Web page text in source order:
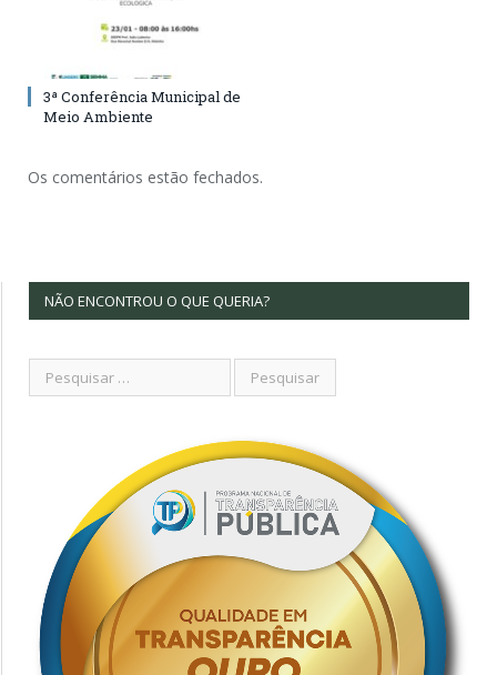
3ª Conferência Municipal de
Meio Ambiente
Os comentários estão fechados.
NÃO ENCONTROU O QUE QUERIA?